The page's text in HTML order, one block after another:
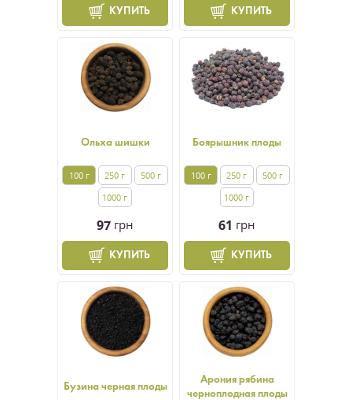
КУПИТЬ КУПИТЬ
Ольха шишки
100 г 250 г
500 г
1000 г
97 грн
КУПИТЬ
Боярышник плоды
100 г 250 г
500 г
1000 г
61 грн
КУПИТЬ
Бузина черная плоды
Арония рябина
черноплодная плоды